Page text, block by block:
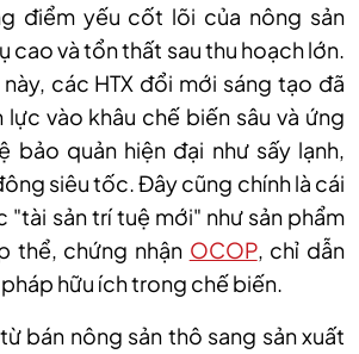
điểm yếu cốt lõi của nông sản
cao và tổn thất sau thu hoạch lớn.
các HTX đổi mới sáng tạo đã
vào khâu chế biến sâu và ứng
bảo quản hiện đại như sấy lạnh,
siêu tốc. Đây cũng chính là cái
"tài sản trí tuệ mới" như sản phẩm
thể, chứng nhận OCOP, chỉ dẫn
hữu ích trong chế biến.
bán nông sản thô sang sản xuất